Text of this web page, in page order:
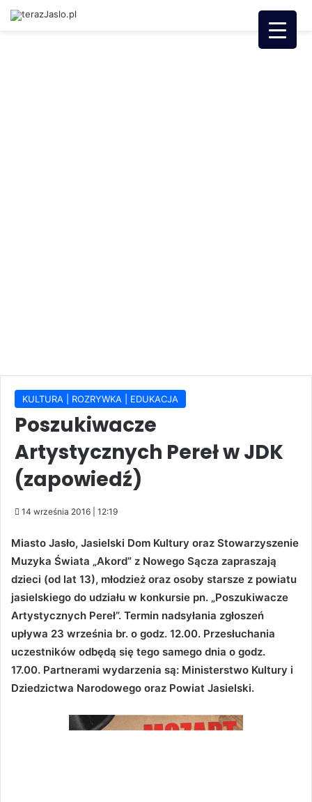
KULTURA | ROZRYWKA | EDUKACJA
Poszukiwacze
Artystycznych Pereł w JDK
(zapowiedź)
14 września 2016 | 12:19
Miasto Jasło, Jasielski Dom Kultury oraz Stowarzyszenie
Muzyka Świata „Akord” z Nowego Sącza zapraszają
dzieci (od lat 13), młodzież oraz osoby starsze z powiatu
jasielskiego do udziału w konkursie pn. „Poszukiwacze
Artystycznych Pereł”. Termin nadsyłania zgłoszeń
upływa 23 września br. o godz. 12.00. Przesłuchania
uczestników odbędą się tego samego dnia o godz.
17.00. Partnerami wydarzenia są: Ministerstwo Kultury i
Dziedzictwa Narodowego oraz Powiat Jasielski.